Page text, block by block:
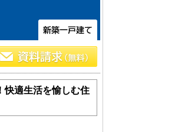
快適生活を愉しむ住